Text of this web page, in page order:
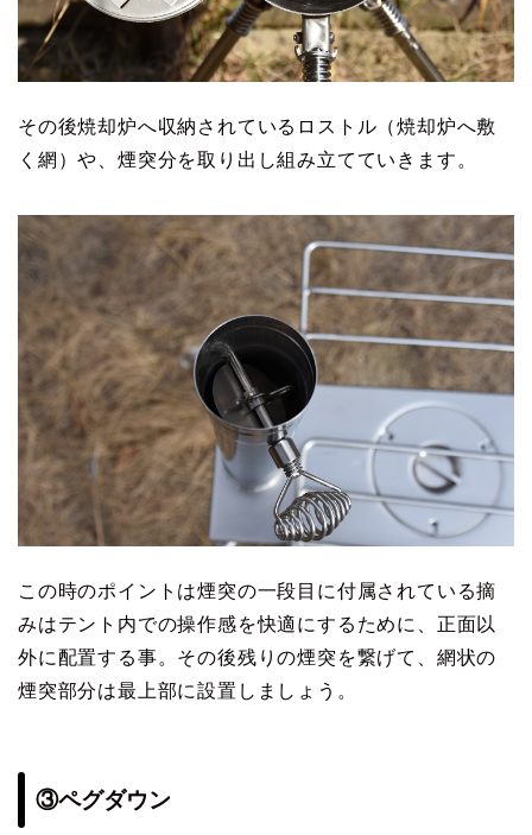
その後焼却炉へ収納されているロストル（焼却炉へ敷
く網）や、煙突分を取り出し組み立てていきます。
この時のポイントは煙突の一段目に付属されている摘
みはテント内での操作感を快適にするために、正面以
外に配置する事。その後残りの煙突を繋げて、網状の
煙突部分は最上部に設置しましょう。
③ペグダウン